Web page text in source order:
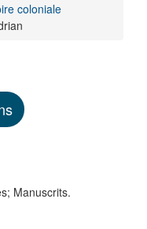
coloniale
Manuscrits.